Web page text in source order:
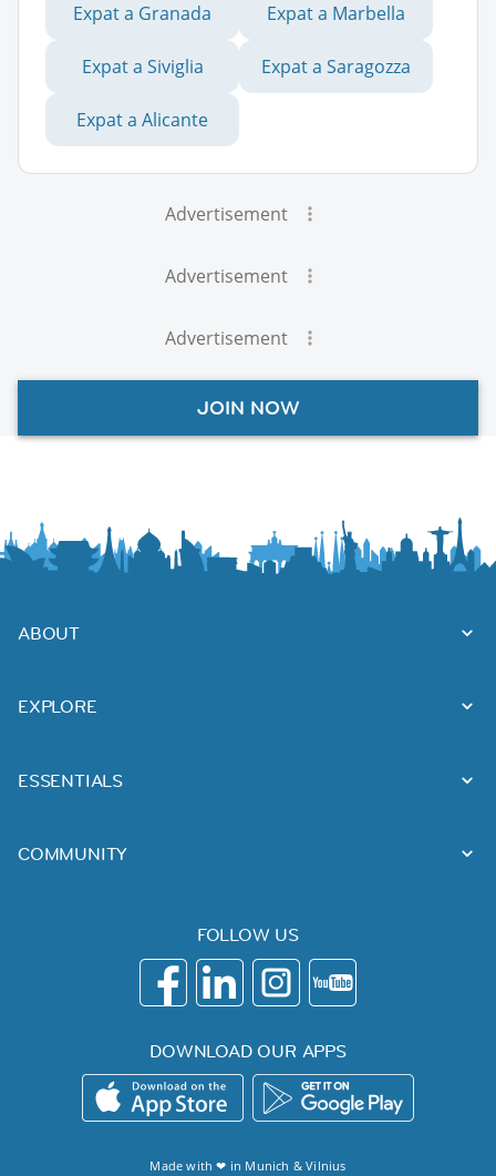
Expat a Granada Expat a Marbella
Expat a Siviglia Expat a Saragozza
Expat a Alicante
Advertisement
Advertisement
Advertisement
JOIN NOW
ABOUT
EXPLORE
ESSENTIALS
COMMUNITY
FOLLOW US
DOWNLOAD OUR APPS
Made with ❤ in Munich &Vilnius